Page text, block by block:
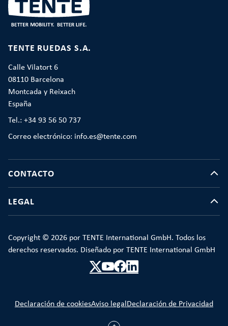
TENTE RUEDAS S.A.
Calle Vilatort 6
08110 Barcelona
Montcada y Reixach
España
Tel.: +34 93 56 50 737
Correo electrónico: info.es@tente.com
CONTACTO
LEGAL
Copyright © 2026 por TENTE International GmbH. Todos los
derechos reservados. Diseñado por TENTE International GmbH
Declaración de cookiesAviso legal Declaración de Privacidad